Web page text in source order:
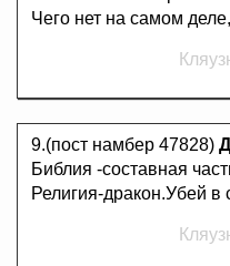
Чего нет на самом
9.(пост намбер 47828)
Библия -составная
Религия-дракон.Убей в